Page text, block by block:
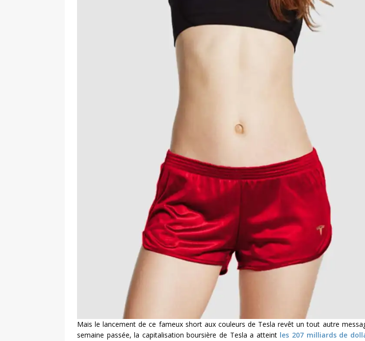
Mais le lancement de ce fameux short aux couleurs de Tesla revêt un tout autre
semaine passée, la capitalisation boursière de Tesla a atteint les 207 milliards de